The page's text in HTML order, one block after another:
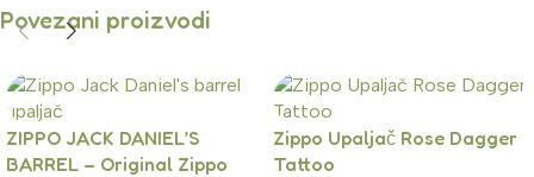
Povezani proizvodi
ZIPPO JACK DANIEL’S
BARREL – Original Zippo
Zippo Upaljač Rose Dagger
Tattoo